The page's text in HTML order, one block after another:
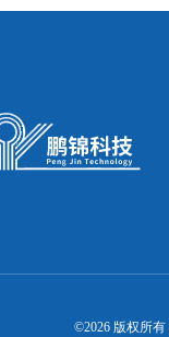
©2026 版权所